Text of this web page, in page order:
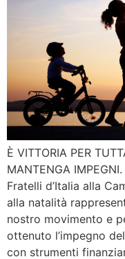
È VITTORIA PER
MANTENGA
Fratelli d’Italia alla
alla natalità
nostro movimento e
ottenuto l’impegno
con strumenti